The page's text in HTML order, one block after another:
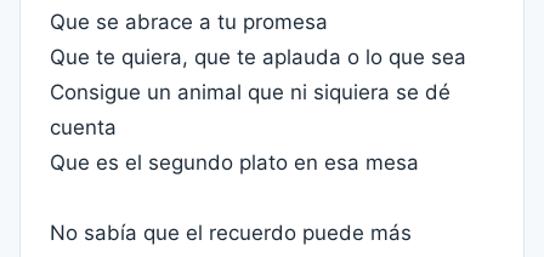
Que se abrace a tu promesa
Que te quiera, que te aplauda o lo que sea
Consigue un animal que ni siquiera se dé
cuenta
Que es el segundo plato en esa mesa
No sabía que el recuerdo puede más